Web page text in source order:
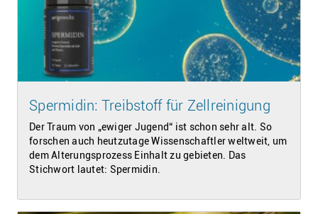
Spermidin: Treibstoff für Zellreinigung
Der Traum von „ewiger Jugend“ ist schon sehr alt. So
forschen auch heutzutage Wissenschaftler weltweit, um
dem Alterungsprozess Einhalt zu gebieten. Das
Stichwort lautet: Spermidin.